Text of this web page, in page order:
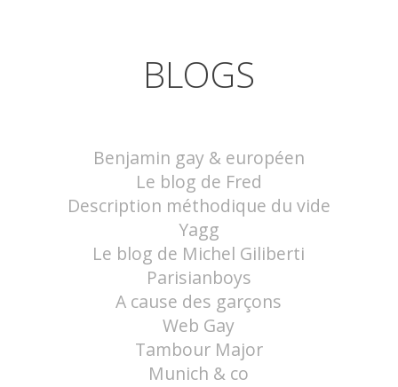
BLOGS
Benjamin gay & européen
Le blog de Fred
Description méthodique du vide
Yagg
Le blog de Michel Giliberti
Parisianboys
A cause des garçons
Web Gay
Tambour Major
Munich & co